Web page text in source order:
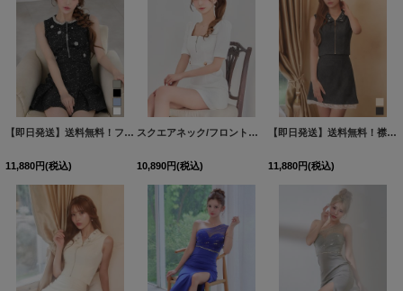
【即日発送】送料無料！フロントジップ/ノースリーブ/フラワースパンコール/ビジュー/ツイード/プリーツ/Aライン/ミニドレス/キャバドレス【XS-XLサイズ/4カラー】[OF01] 【SB】dzwvBF
11,880円(税込)
スクエアネック/フロントジップ/Aライン/ワッフル/パフスリーブ/ミニドレス/キャバドレス【XS-XLサイズ/2カラー】[OF01] 【SB】dzcu
10,890円(税込)
【即日発送】送料無料！襟付き/フロントジップ/ビジュー/レース/セットアップ/2ピース/ノースリーブ/Aライン/ミニドレス/キャバドレス【XS-Lサイズ/2カラー】[OF01]【SB】dzjvSK
11,880円(税込)